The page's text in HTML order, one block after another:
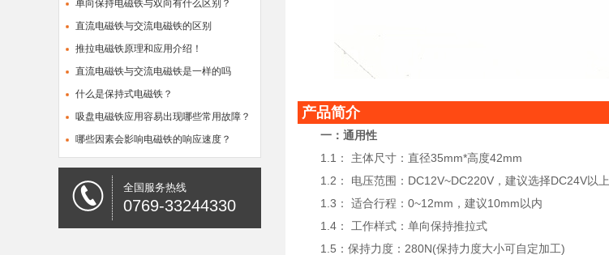
单向保持电磁铁与双向有什么区别？
直流电磁铁与交流电磁铁的区别
推拉电磁铁原理和应用介绍！
直流电磁铁与交流电磁铁是一样的吗
什么是保持式电磁铁？
吸盘电磁铁应用容易出现哪些常用故障？
哪些因素会影响电磁铁的响应速度？
全国服务热线
0769-33244330
产品简介
一：通用性
1.1： 主体尺寸：直径35mm*高度42mm
1.2： 电压范围：DC12V~DC220V，建议选择DC24V以上
1.3： 适合行程：0~12mm，建议10mm以内
1.4： 工作样式：单向保持推拉式
1.5：保持力度：280N(保持力度大小可自定加工)